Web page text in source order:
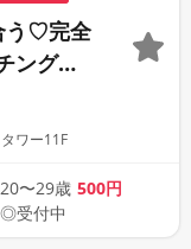
う♡完全
ングコ
ワー11F
20〜29歳 500円
◎受付中